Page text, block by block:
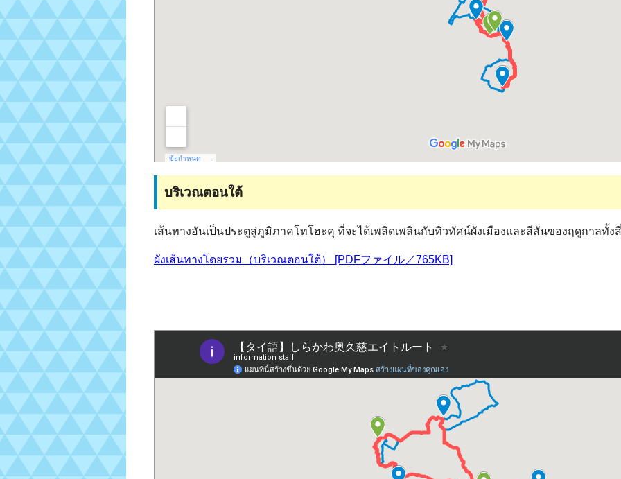
บริเวณตอนใต้
เส้นทางอันเป็นประตูสู่ภูมิภาคโทโฮะคุ ที่จะได้เพลิดเพลินกับทิวทัศน์ผังเมืองและสีสันของฤดูกาลทั้งสี่
ผังเส้นทางโดยรวม（บริเวณตอนใต้） [PDFファイル／765KB]